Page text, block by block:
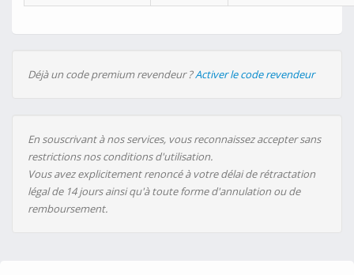
Déjà un code premium revendeur ?Activer le code revendeur
En souscrivant à nos services, vous reconnaissez accepter sans
restrictions nos conditions d'utilisation.
Vous avez explicitement renoncé à votre délai de rétractation
légal de 14 jours ainsi qu'à toute forme d'annulation ou de
remboursement.